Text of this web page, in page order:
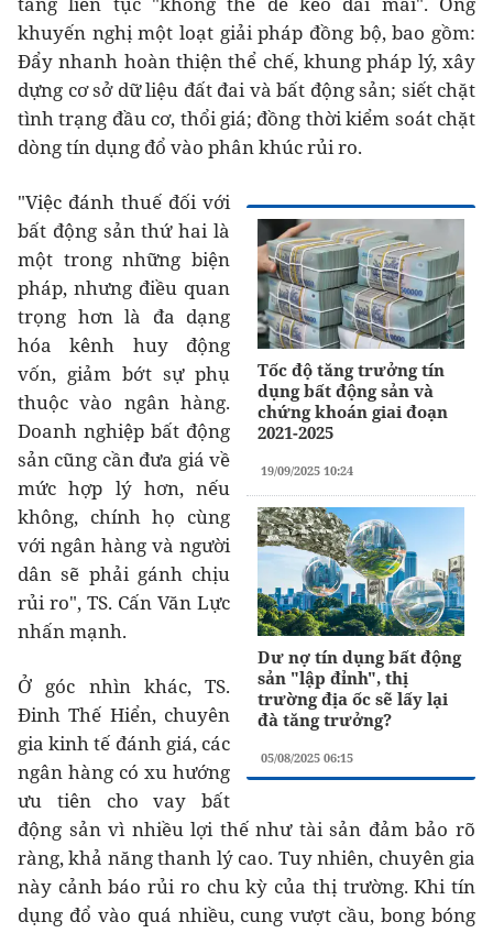
khuyến nghị một loạt giải pháp đồng bộ, bao gồm:
Đẩy nhanh hoàn thiện thể chế, khung pháp lý, xây
dựng cơ sở dữ liệu đất đai và bất động sản; siết chặt
tình trạng đầu cơ, thổi giá; đồng thời kiểm soát chặt
dòng tín dụng đổ vào phân khúc rủi ro.
Tốc độ tăng trưởng tín
dụng bất động sản và
chứng khoán giai đoạn
2021-2025
19/09/2025 10:24
Dư nợ tín dụng bất động
sản "lập đỉnh", thị
trường địa ốc sẽ lấy lại
đà tăng trưởng?
05/08/2025 06:15
"Việc đánh thuế đối với
bất động sản thứ hai là
một trong những biện
pháp, nhưng điều quan
trọng hơn là đa dạng
hóa kênh huy động
vốn, giảm bớt sự phụ
thuộc vào ngân hàng.
Doanh nghiệp bất động
sản cũng cần đưa giá về
mức hợp lý hơn, nếu
không, chính họ cùng
với ngân hàng và người
dân sẽ phải gánh chịu
rủi ro", TS. Cấn Văn Lực
nhấn mạnh.
Ở góc nhìn khác, TS.
Đinh Thế Hiển, chuyên
gia kinh tế đánh giá, các
ngân hàng có xu hướng
ưu tiên cho vay bất
động sản vì nhiều lợi thế như tài sản đảm bảo rõ
ràng, khả năng thanh lý cao. Tuy nhiên, chuyên gia
này cảnh báo rủi ro chu kỳ của thị trường. Khi tín
dụng đổ vào quá nhiều, cung vượt cầu, bong bóng